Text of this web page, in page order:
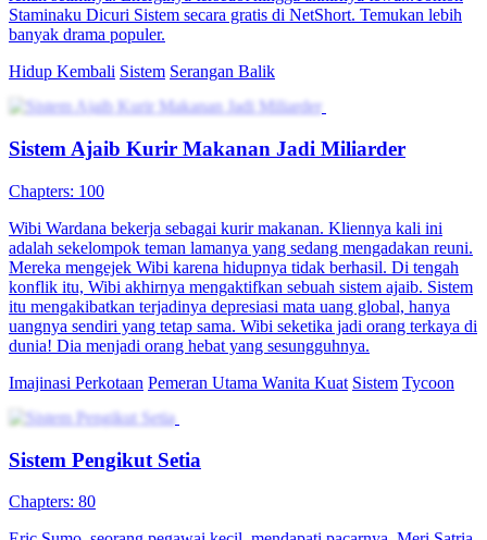
Sistem Penyelamat di Masa Sulit
80 Episodes
Gina Gin, pejuang dari dunia kiamat, terlempar ke masa lalu dan
terikat Sistem Bertahan Hidup. Dengan pengalaman dan sistem, ia
melindungi keluarga dari kelaparan, mengalahkan musuh, serta
memperkenalkan benih padi unggul yang menyejahterakan keluarga
Pemeran Utama Wanita KuatRomansaPeriode Romantis
Sistem Ajaib, Rezeki Deras
112 Episodes
Arif Utama, satpam bergaji kecil, tiba-tiba mendapat Sistem Sultan
yang memberinya kekayaan tiap kali menaklukkan wanita matre.
Berpura-pura jadi sultan, ia sukses di tantangan pertama dan
mendapat supercar. Dengan hadiah sistem, Arif naik level hingga
menjadi miliarder sejati.
TycoonPemeran Utama Pria